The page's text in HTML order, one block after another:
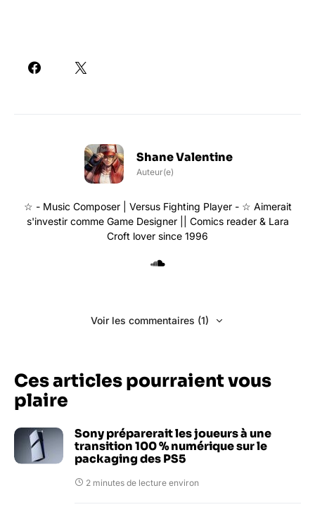
Shane Valentine
Auteur(e)
☆ - Music Composer | Versus Fighting Player - ☆ Aimerait
s'investir comme Game Designer || Comics reader & Lara
Croft lover since 1996
Voir les commentaires (1)
Ces articles pourraient vous
plaire
Sony préparerait les joueurs à une
transition 100 % numérique sur le
packaging des PS5
2 minutes de lecture environ